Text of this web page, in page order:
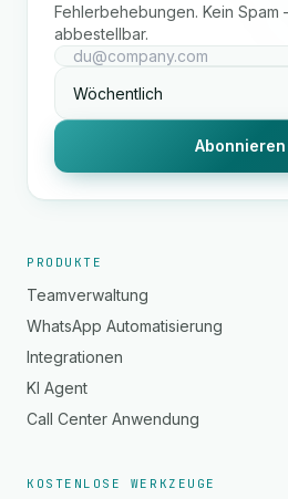
Fehlerbehebungen. Kein
abbestellbar.
Abonnieren
PRODUKTE
Teamverwaltung
WhatsApp Automatisierung
Integrationen
KI Agent
Call Center Anwendung
KOSTENLOSE WERKZEUGE